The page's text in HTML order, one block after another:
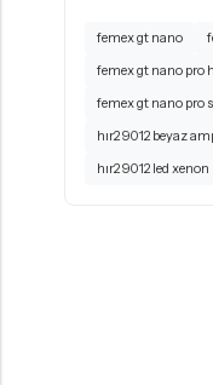
femex gt nano
femex gt nano pro
femex gt nano pro
hır2 9012 beyaz
hır2 9012 led xenon